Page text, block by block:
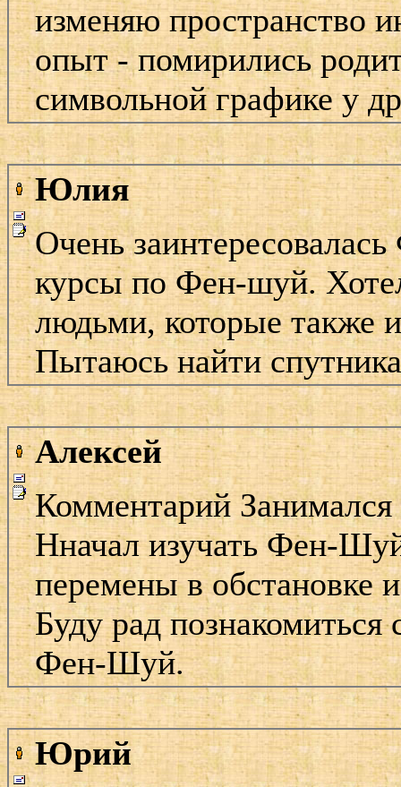
изменяю пространство
опыт - помирились
символьной графике у
Юлия
Очень
курсы по Фен-шуй.
людьми, которые также
Пытаюсь найти
Алексей
Комментарий
Нначал изучать Фен-
перемены в обстановке
Буду рад
Фен-Шуй.
Юрий